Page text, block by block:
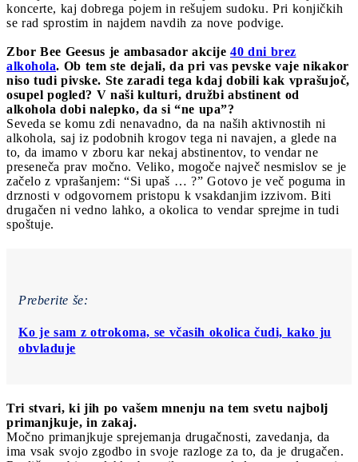
koncerte, kaj dobrega pojem in rešujem sudoku. Pri konjičkih
se rad sprostim in najdem navdih za nove podvige.
Zbor Bee Geesus je ambasador akcije 40 dni brez
alkohola. Ob tem ste dejali, da pri vas pevske vaje nikakor
niso tudi pivske. Ste zaradi tega kdaj dobili kak vprašujoč,
osupel pogled? V naši kulturi, družbi abstinent od
alkohola dobi nalepko, da si “ne upa”?
Seveda se komu zdi nenavadno, da na naših aktivnostih ni
alkohola, saj iz podobnih krogov tega ni navajen, a glede na
to, da imamo v zboru kar nekaj abstinentov, to vendar ne
preseneča prav močno. Veliko, mogoče največ nesmislov se je
začelo z vprašanjem: “Si upaš … ?” Gotovo je več poguma in
drznosti v odgovornem pristopu k vsakdanjim izzivom. Biti
drugačen ni vedno lahko, a okolica to vendar sprejme in tudi
spoštuje.
Preberite še:
Ko je sam z otrokoma, se včasih okolica čudi, kako ju
obvladuje
Tri stvari, ki jih po vašem mnenju na tem svetu najbolj
primanjkuje, in zakaj.
Močno primanjkuje sprejemanja drugačnosti, zavedanja, da
ima vsak svojo zgodbo in svoje razloge za to, da je drugačen.